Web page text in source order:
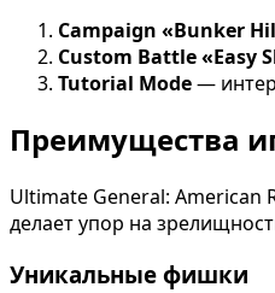
Campaign «Bunker
Custom Battle «Easy
Tutorial Mode—
Преимущества
Ultimate General: American
делает упор на
Уникальные фишки